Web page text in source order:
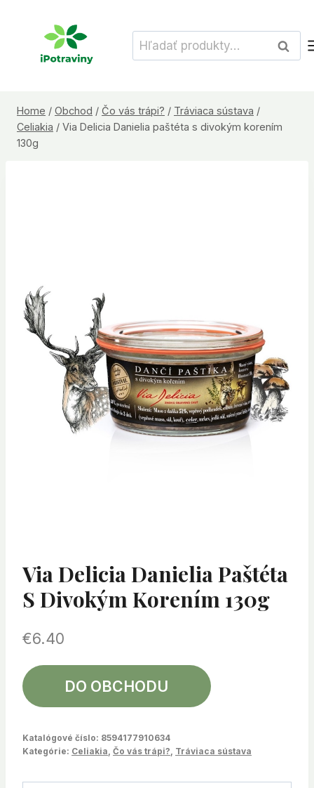
Hľadať:
Home / Obchod / Čo vás trápi? / Tráviaca sústava /
Celiakia / Via Delicia Danielia paštéta s divokým korením
130g
Via Delicia Danielia Paštéta
S Divokým Korením 130g
€6.40
DO OBCHODU
Katalógové číslo: 8594177910634
Kategórie: Celiakia, Čo vás trápi?, Tráviaca sústava